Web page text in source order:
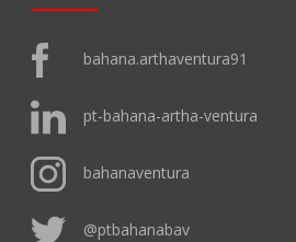
bahana.arthaventura91
pt-bahana-artha-ventura
bahanaventura
@ptbahanabav